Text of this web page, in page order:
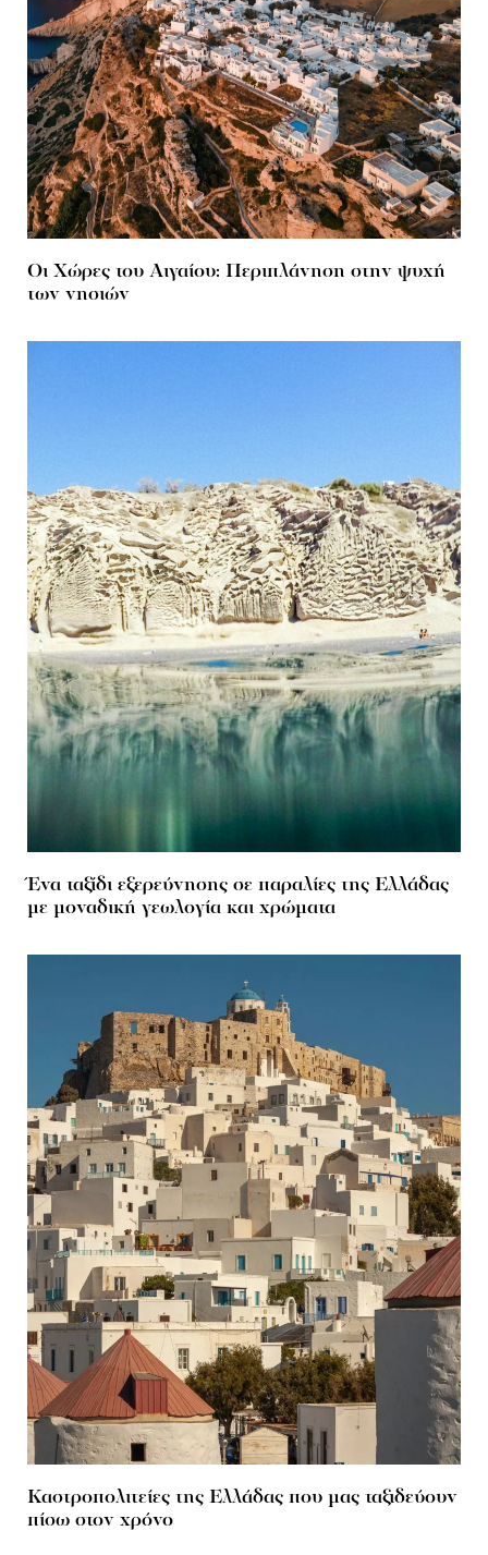
Οι Xώρες του Αιγαίου: Περιπλάνηση στην ψυχή
των νησιών
Ένα ταξίδι εξερεύνησης σε παραλίες της Ελλάδας
με μοναδική γεωλογία και χρώματα
Καστροπολιτείες της Ελλάδας που μας ταξιδεύουν
πίσω στον χρόνο